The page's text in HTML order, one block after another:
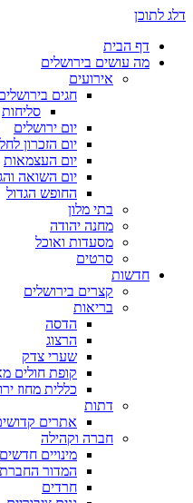
דלג לתוכן
דף הבית
מה עושים בירושלים
אירועים
חגים
סליחות
יום ירושלים
יום הזכרון
יום העצמאות
יום השואה
החופש הגדול
בתי מלון
מחנה יהודה
מסעדות ואוכל
סרטים
חדשות
קצרים בירושלים
בריאות
הדסה
הרצוג
שערי צדק
קופת חולים
כללית מחוז
דתות
אתרים
חברה וקהילה
מינויים חדשים
המדור
חרדים